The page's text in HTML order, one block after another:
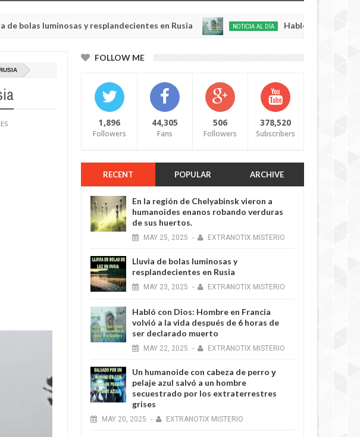
luminosas y resplandecientes en Rusia
20250
NOTICIA AL DÍA Habló con Dios: Hombre en
FOLLOW ME
1,896
Followers
44,305
Fans
506
Followers
378,520
Subscribers
RECENT POPULAR ARCHIVE
En la región de Chelyabinsk vieron a
humanoides enanos robando verduras
de sus huertos.
MAY 25, 2025 - EXTRANOTIX MISTERIO
Lluvia de bolas luminosas y
resplandecientes en Rusia
MAY 23, 2025 - EXTRANOTIX MISTERIO
Habló con Dios: Hombre en Francia
volvió a la vida después de 6 horas de
ser declarado muerto
MAY 22, 2025 - EXTRANOTIX MISTERIO
Un humanoide con cabeza de perro у
pelaje azul salvó a un hombre
secuestrado por los extraterrestres
grises
MAY 20, 2025 - EXTRANOTIX MISTERIO